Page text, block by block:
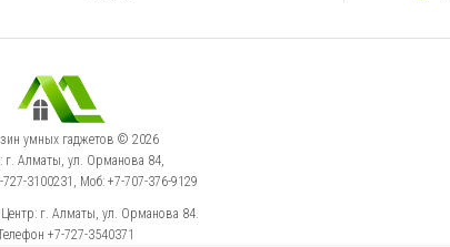
умных гаджетов © 2026
г. Алматы, ул. Орманова 84,
3100231, Моб: +7-707-376-9129
г. Алматы, ул. Орманова 84.
+7-727-3540371